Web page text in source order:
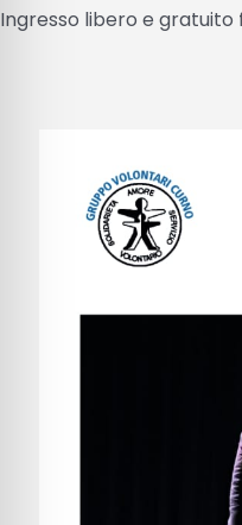
Ingresso libero e